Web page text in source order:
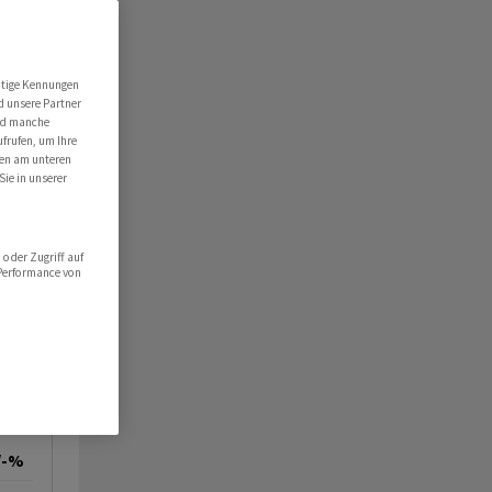
%
Kennungen
unsere Partner
manche
um Ihre
am unteren
in unserer
oder Zugriff auf
von